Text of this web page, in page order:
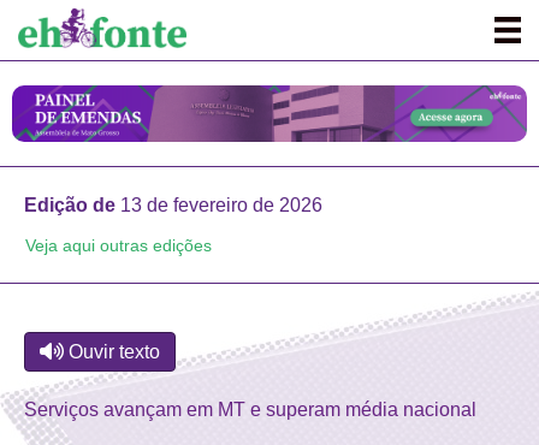
Edição de 13 de fevereiro de 2026
Veja aqui outras edições
Ouvir texto
Serviços avançam em MT e superam média nacional